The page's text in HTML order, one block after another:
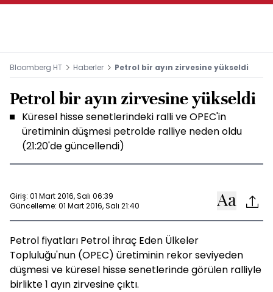
Bloomberg HT Haberler Petrol bir ayın zirvesine yükseldi
Petrol bir ayın zirvesine yükseldi
Küresel hisse senetlerindeki ralli ve OPEC'in
üretiminin düşmesi petrolde ralliye neden oldu
(21:20'de güncellendi)
Giriş: 01 Mart 2016, Salı 06:39
Güncelleme: 01 Mart 2016, Salı 21:40
Petrol fiyatları Petrol İhraç Eden Ülkeler
Topluluğu'nun (OPEC) üretiminin rekor seviyeden
düşmesi ve küresel hisse senetlerinde görülen ralliyle
birlikte 1 ayın zirvesine çıktı.